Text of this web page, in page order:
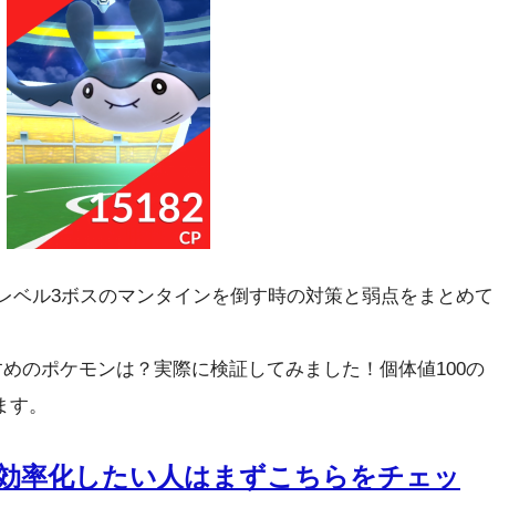
ベル3ボスのマンタインを倒す時の対策と弱点をまとめて
のポケモンは？実際に検証してみました！個体値100の
。
率化したい人はまずこちらをチェッ